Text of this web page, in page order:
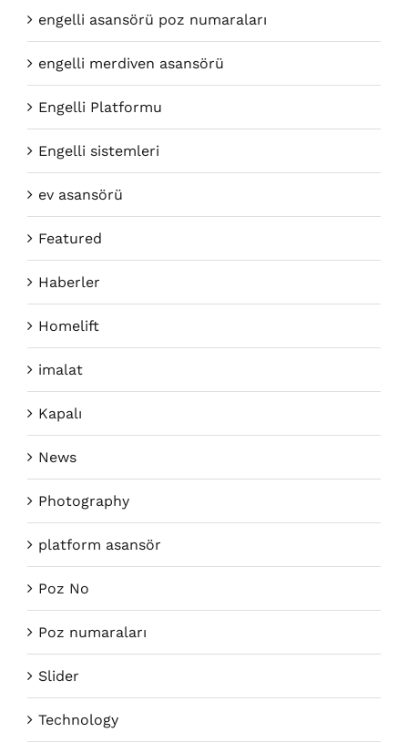
engelli asansörü poz numaraları
engelli merdiven asansörü
Engelli Platformu
Engelli sistemleri
ev asansörü
Featured
Haberler
Homelift
imalat
Kapalı
News
Photography
platform asansör
Poz No
Poz numaraları
Slider
Technology